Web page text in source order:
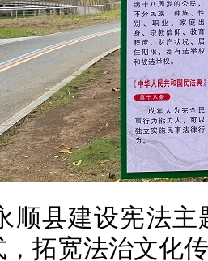
顺县建设宪法
拓宽法治文化